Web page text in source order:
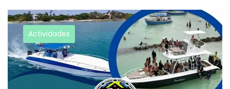
Actividades